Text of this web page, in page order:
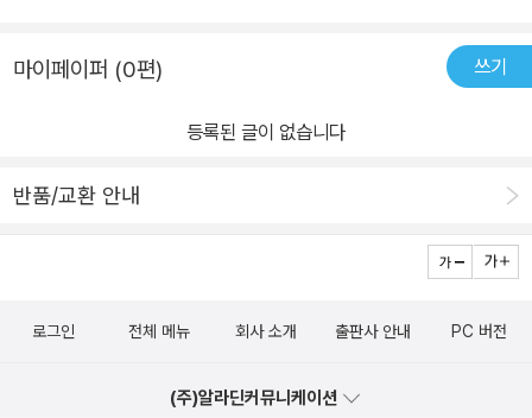
의 첫 챕터인 에서는 이처럼 우리 생활과 밀접하면서도 흥미로운 이
‘물류비 지급 조건 결정 - 출하 - 내륙 - 해상 - 항공 운송 - 하역 - 반
에 수많은 활동이 따라붙는 건 말할 필요도 없다. 아무리 좋은 물건을
질을 빚고 악성 재고가 늘게 되어 곧 기업은 몰락의 길을 걷게 마련이
근 ‘반도체 전쟁’과 관련해 다시 조명 받는 타이완 수출가공구를 시작
마이페이퍼 (0편) 쓰기
등록된 글이 없습니다
반품/교환 안내
로그인 전체 메뉴 회사 소개 출판사 안내 PC 버전
(주)알라딘커뮤니케이션